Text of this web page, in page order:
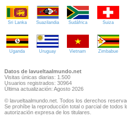
Sri Lanka Suazilandia Sudáfrica Suiza
Uganda Uruguay Vietnam Zimbabue
Datos de lavueltaalmundo.net
Visitas únicas diarias: 1.500
Usuarios registrados: 30964
Última actualización: Agosto 2026
© lavueltaalmundo.net. Todos los derechos
Se prohíbe la reproducción total o parcial de todos
autorización expresa de los titulares.